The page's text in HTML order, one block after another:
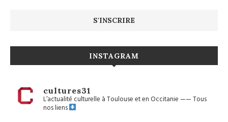
INSTAGRAM
cultures31
L’actualité culturelle à Toulouse et en Occitanie——Tous
nos liens